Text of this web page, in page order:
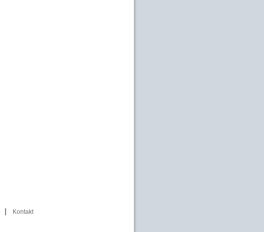
Kontakt